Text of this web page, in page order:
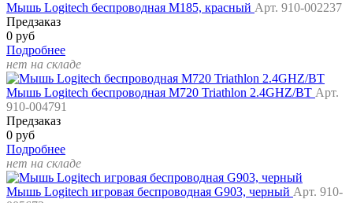
Мышь Logitech беспроводная M185, красный Арт. 910-002237
Предзаказ
0 руб
Подробнее
нет на складе
Мышь Logitech беспроводная M720 Triathlon 2.4GHZ/BT Арт.
910-004791
Предзаказ
0 руб
Подробнее
нет на складе
Мышь Logitech игровая беспроводная G903, черный Арт. 910-